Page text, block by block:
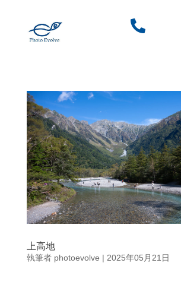

上高地
執筆者 photoevolve | 2025年05月21日